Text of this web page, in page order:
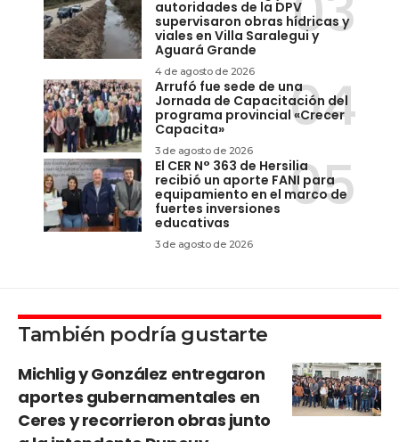
autoridades de la DPV
supervisaron obras hídricas y
viales en Villa Saralegui y
Aguará Grande
4 de agosto de 2026
Arrufó fue sede de una
Jornada de Capacitación del
programa provincial «Crecer
Capacita»
3 de agosto de 2026
El CER N° 363 de Hersilia
recibió un aporte FANI para
equipamiento en el marco de
fuertes inversiones
educativas
3 de agosto de 2026
También podría gustarte
Michlig y González entregaron
aportes gubernamentales en
Ceres y recorrieron obras junto